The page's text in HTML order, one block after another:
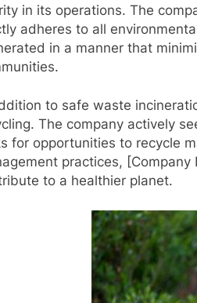
in its operations. The
adheres to all
in a manner that
to safe waste
The company actively
for opportunities to recycle
practices,
to a healthier planet.